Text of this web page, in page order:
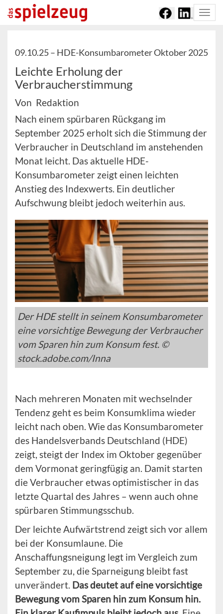
09.10.25 – HDE-Konsumbarometer Oktober 2025
Leichte Erholung der
Verbraucherstimmung
Von Redaktion
Nach einem spürbaren Rückgang im
September 2025 erholt sich die Stimmung der
Verbraucher in Deutschland im anstehenden
Monat leicht. Das aktuelle HDE-
Konsumbarometer zeigt einen leichten
Anstieg des Indexwerts. Ein deutlicher
Aufschwung bleibt jedoch weiterhin aus.
Der HDE stellt in seinem Konsumbarometer
eine vorsichtige Bewegung der Verbraucher
vom Sparen hin zum Konsum fest. ©
stock.adobe.com/Inna
Nach mehreren Monaten mit wechselnder
Tendenz geht es beim Konsumklima wieder
leicht nach oben. Wie das Konsumbarometer
des Handelsverbands Deutschland (HDE)
zeigt, steigt der Index im Oktober gegenüber
dem Vormonat geringfügig an. Damit starten
die Verbraucher etwas optimistischer in das
letzte Quartal des Jahres – wenn auch ohne
spürbaren Stimmungsschub.
Der leichte Aufwärtstrend zeigt sich vor allem
bei der Konsumlaune. Die
Anschaffungsneigung legt im Vergleich zum
September zu, die Sparneigung bleibt fast
unverändert. Das deutet auf eine vorsichtige
Bewegung vom Sparen hin zum Konsum hin.